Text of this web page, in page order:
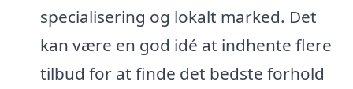
specialisering og lokalt marked. Det
kan være en god idé at indhente flere
tilbud for at finde det bedste forhold